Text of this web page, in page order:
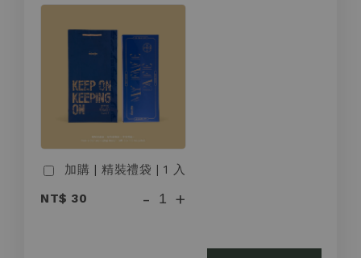
加購 | 精裝禮袋 | 1 入
NT$ 30
- +